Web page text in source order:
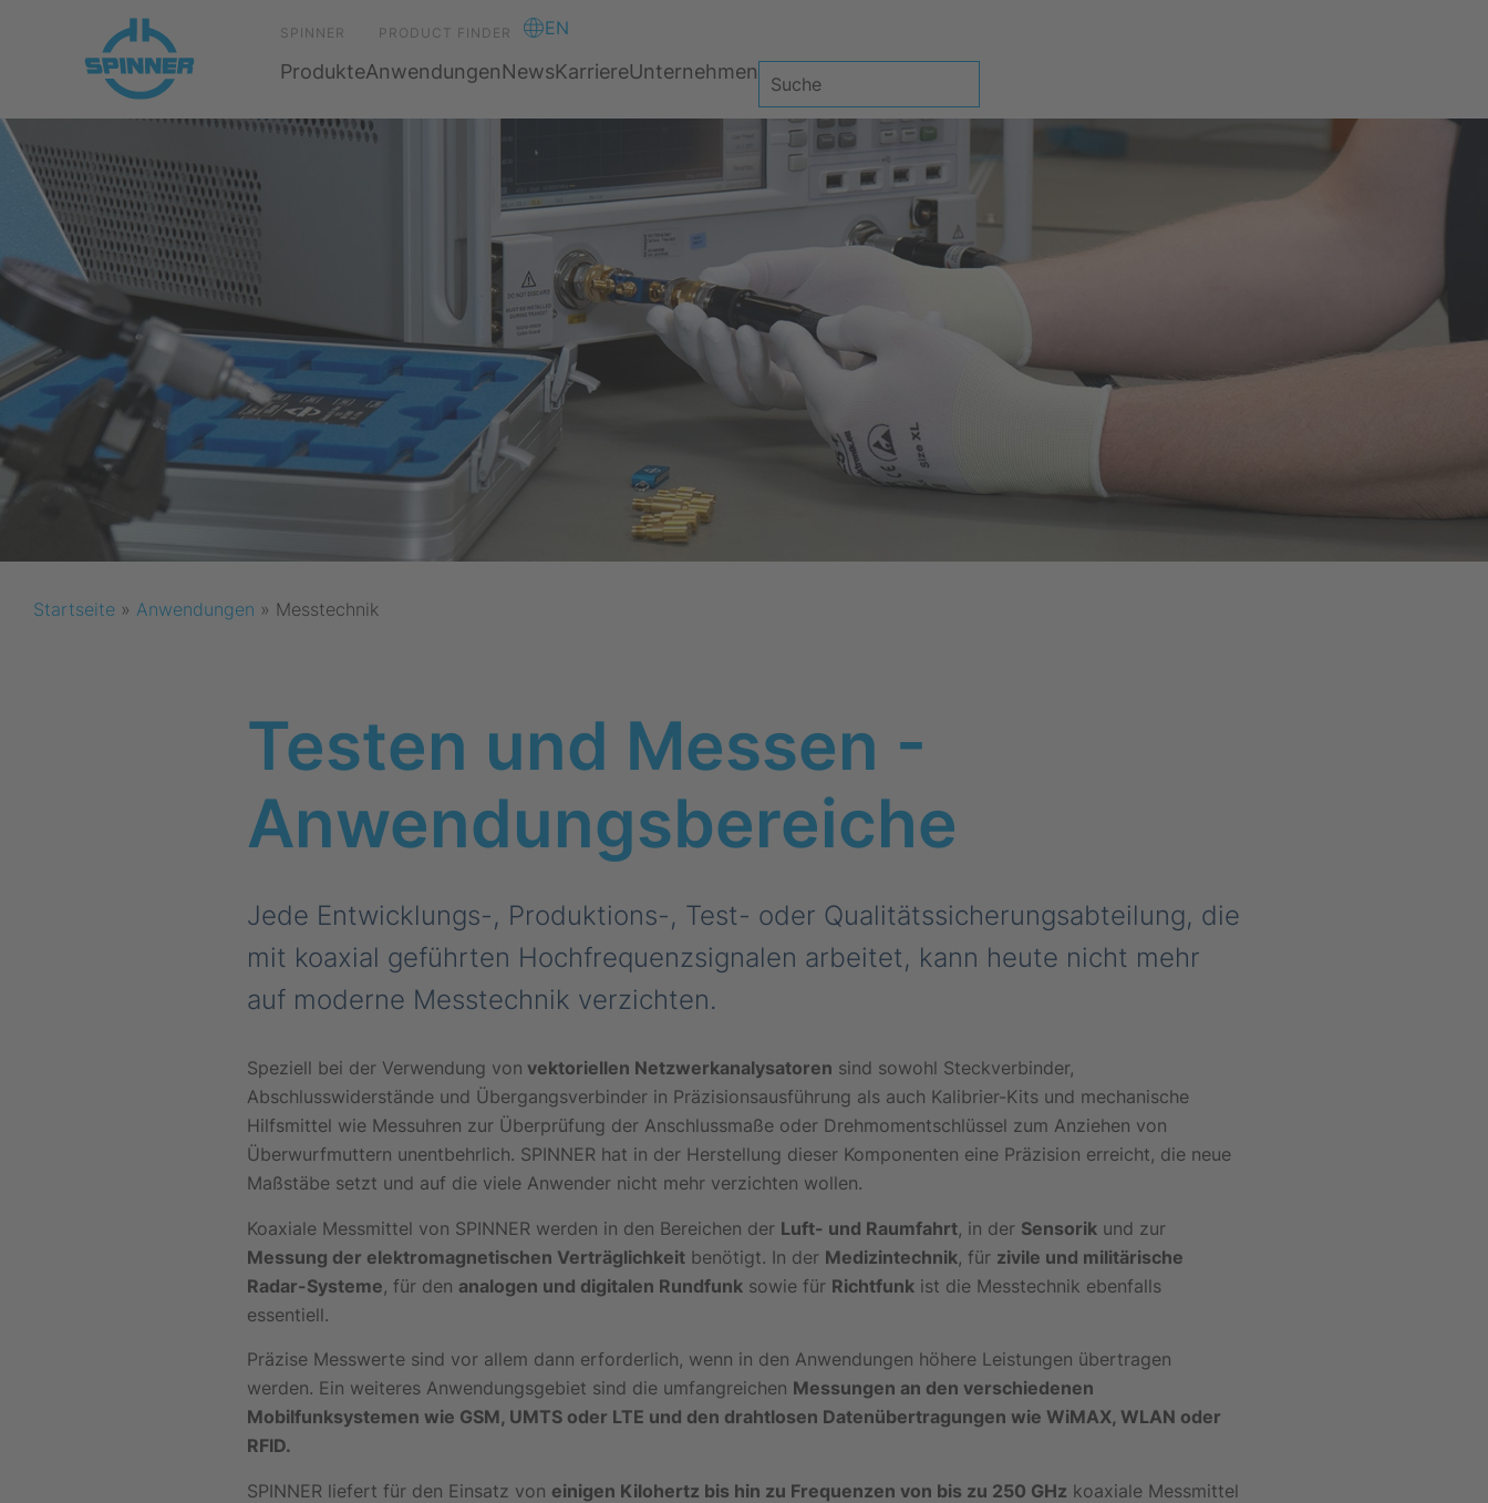
SPINNER PRODUCT FINDER EN
ProdukteAnwendungenNewsKarriereUnternehmen
Startseite » Anwendungen » Messtechnik
Testen und Messen -
Anwendungsbereiche
Jede Entwicklungs-, Produktions-, Test- oder Qualitätssicherungsabteilung, die
mit koaxial geführten Hochfrequenzsignalen arbeitet, kann heute nicht mehr
auf moderne Messtechnik verzichten.
Speziell bei der Verwendung von vektoriellen Netzwerkanalysatoren sind sowohl Steckverbinder,
Abschlusswiderstände und Übergangsverbinder in Präzisionsausführung als auch Kalibrier-Kits und mechanische
Hilfsmittel wie Messuhren zur Überprüfung der Anschlussmaße oder Drehmomentschlüssel zum Anziehen von
Überwurfmuttern unentbehrlich. SPINNER hat in der Herstellung dieser Komponenten eine Präzision erreicht, die neue
Maßstäbe setzt und auf die viele Anwender nicht mehr verzichten wollen.
Koaxiale Messmittel von SPINNER werden in den Bereichen der Luft- und Raumfahrt, in der Sensorikund zur
Messung der elektromagnetischen Verträglichkeitbenötigt. In der Medizintechnik, für zivile und militärische
Radar-Systeme, für den analogen und digitalen Rundfunksowie für Richtfunkist die Messtechnik ebenfalls
essentiell.
Präzise Messwerte sind vor allem dann erforderlich, wenn in den Anwendungen höhere Leistungen übertragen
werden. Ein weiteres Anwendungsgebiet sind die umfangreichen Messungen an den verschiedenen
Mobilfunksystemen wie GSM, UMTS oder LTE und den drahtlosen Datenübertragungen wie WiMAX, WLAN oder
RFID.
SPINNER liefert für den Einsatz von einigen Kilohertz bis hin zu Frequenzen von bis zu 250 GHz koaxiale Messmittel